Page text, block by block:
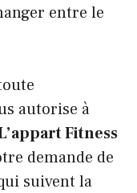
entre le
autorise à
Fitness
demande de
suivent la